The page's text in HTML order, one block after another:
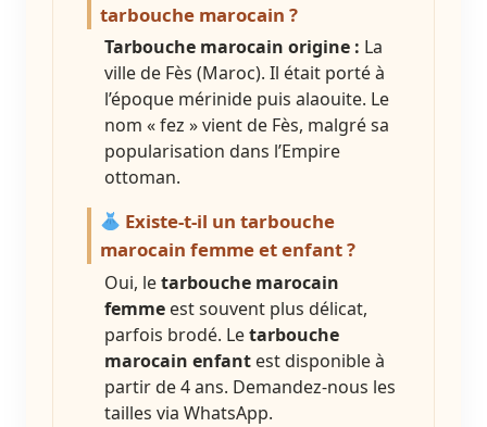
tarbouche marocain ?
Tarbouche marocain origine : La
ville de Fès (Maroc). Il était porté à
l’époque mérinide puis alaouite. Le
nom « fez » vient de Fès, malgré sa
popularisation dans l’Empire
ottoman.
Existe-t-il un tarbouche
marocain femme et enfant ?
Oui, letarbouche marocain
femme est souvent plus délicat,
parfois brodé. Letarbouche
marocain enfant est disponible à
partir de 4 ans. Demandez-nous les
tailles via WhatsApp.